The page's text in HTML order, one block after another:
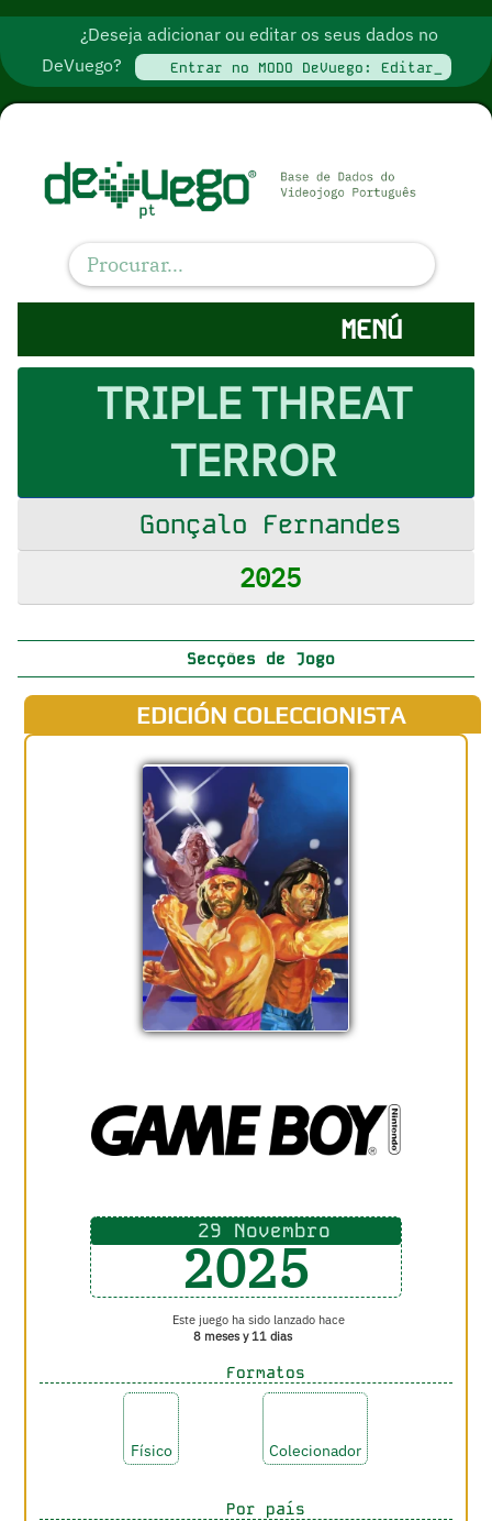
¿Deseja adicionar ou editar os seus dados no
DeVuego?
Entrar no MODO DeVuego: Editar_
MENÚ
TRIPLE THREAT
TERROR
Gonçalo Fernandes
2025
Secções de Jogo
EDICIÓN COLECCIONISTA
29 Novembro
2025
Este juego ha sido lanzado hace
8 meses y 11 dias
Formatos
Físico Colecionador
Por país